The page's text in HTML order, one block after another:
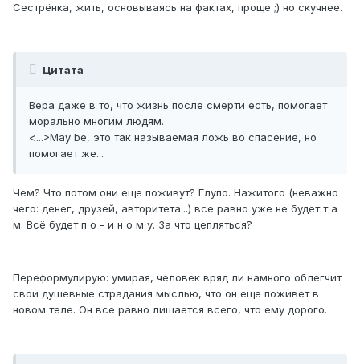
Сестрёнка, жить, основываясь на фактах, проще ;) но скучнее.
Цитата
Вера даже в то, что жизнь после смерти есть, помогает
морально многим людям.
<...>May be, это так называемая ложь во спасение, но
помогает же...
Чем? Что потом они еще поживут? Глупо. Нажитого (неважно
чего: денег, друзей, авторитета...) все равно уже не будет т а
м. Всё будет п о - и н о м у. За что цепляться?
Переформулирую: умирая, человек вряд ли намного облегчит
свои душевные страдания мыслью, что он еще поживет в
новом теле. Он все равно лишается всего, что ему дорого.